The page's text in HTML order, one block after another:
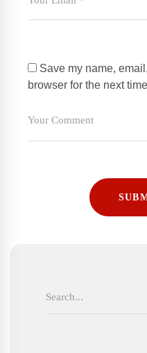
Save my name,
browser for the next
for: